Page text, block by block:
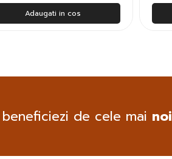
Adaugati in cos
de cele mai noi